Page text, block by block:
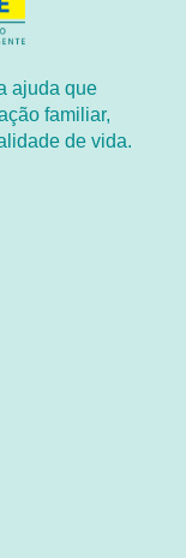
ajuda que
familiar,
de vida.